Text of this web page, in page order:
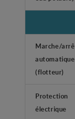
Marche/
automatique
(flotteur)
Protection
électrique